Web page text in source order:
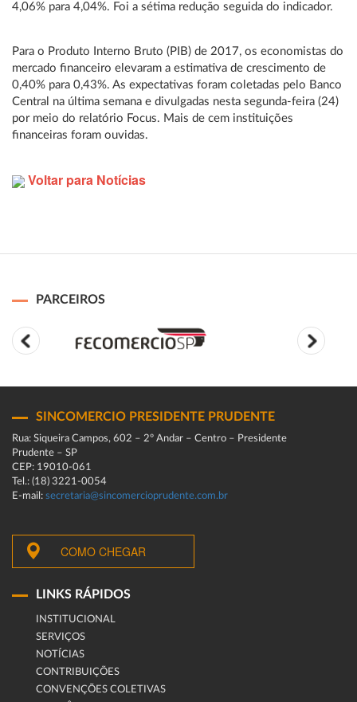
4,06% para 4,04%. Foi a sétima redução seguida do indicador.
Para o Produto Interno Bruto (PIB) de 2017, os economistas do
mercado financeiro elevaram a estimativa de crescimento de
0,40% para 0,43%. As expectativas foram coletadas pelo Banco
Central na última semana e divulgadas nesta segunda-feira (24)
por meio do relatório Focus. Mais de cem instituições
financeiras foram ouvidas.
Voltar para Notícias
PARCEIROS
SINCOMERCIO PRESIDENTE PRUDENTE
Rua: Siqueira Campos, 602 – 2º Andar – Centro – Presidente
Prudente – SP
CEP: 19010-061
Tel.: (18) 3221-0054
E-mail: secretaria@sincomercioprudente.com.br
COMO CHEGAR
LINKS RÁPIDOS
INSTITUCIONAL
SERVIÇOS
NOTÍCIAS
CONTRIBUIÇÕES
CONVENÇÕES COLETIVAS